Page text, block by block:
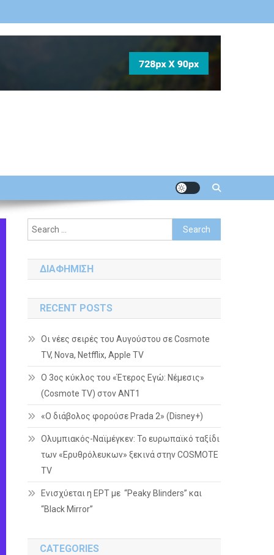
Search
for:
ΔΙΑΦΗΜΙΣΗ
RECENT POSTS
Οι νέες σειρές του Αυγούστου σε Cosmote
TV, Nova, Netfflix, Apple TV
Ο 3ος κύκλος του «Έτερος Εγώ: Νέμεσις»
(Cosmote TV) στον ΑΝΤ1
«Ο διάβολος φορούσε Prada 2» (Disney+)
Ολυμπιακός-Ναϊμέγκεν: Το ευρωπαϊκό ταξίδι
των «Ερυθρόλευκων» ξεκινά στην COSMOTE
TV
Ενισχύεται η ΕΡΤ με “Peaky Blinders” και
“Black Mirror”
CATEGORIES